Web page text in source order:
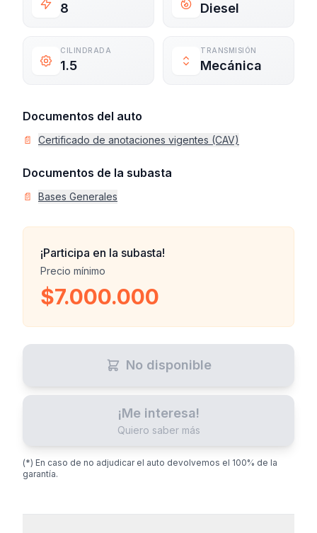
8 Diesel
CILINDRADA
1.5
TRANSMISIÓN
Mecánica
Documentos del auto
📄 Certificado de anotaciones vigentes (CAV)
Documentos de la subasta
📄 Bases Generales
¡Participa en la subasta!
Precio mínimo
$7.000.000
No disponible
¡Me interesa!
Quiero saber más
(*) En caso de no adjudicar el auto devolvemos el 100% de la
garantía.